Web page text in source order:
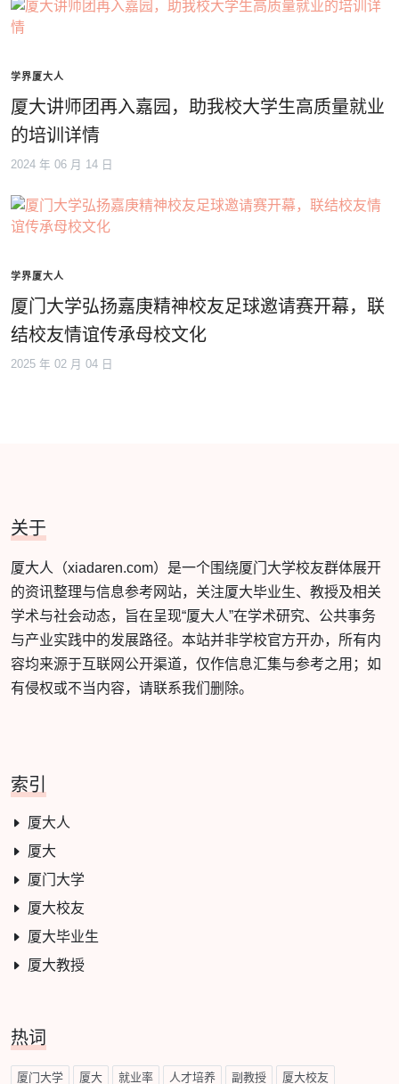
学界厦大人
厦大讲师团再入嘉园，助我校大学生高质量就业
的培训详情
2024 年 06 月 14 日
学界厦大人
厦门大学弘扬嘉庚精神校友足球邀请赛开幕，联
结校友情谊传承母校文化
2025 年 02 月 04 日
关于
厦大人（xiadaren.com）是一个围绕厦门大学校友群体展开
的资讯整理与信息参考网站，关注厦大毕业生、教授及相关
学术与社会动态，旨在呈现“厦大人”在学术研究、公共事务
与产业实践中的发展路径。本站并非学校官方开办，所有内
容均来源于互联网公开渠道，仅作信息汇集与参考之用；如
有侵权或不当内容，请联系我们删除。
索引
厦大人
厦大
厦门大学
厦大校友
厦大毕业生
厦大教授
热词
厦门大学 厦大 就业率 人才培养 副教授 厦大校友